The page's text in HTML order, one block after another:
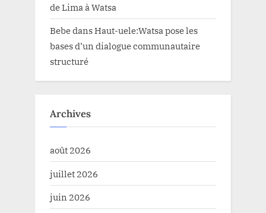
de Lima à Watsa
BebedansHaut-uele:Watsa pose les
bases d’un dialogue communautaire
structuré
Archives
août 2026
juillet 2026
juin 2026